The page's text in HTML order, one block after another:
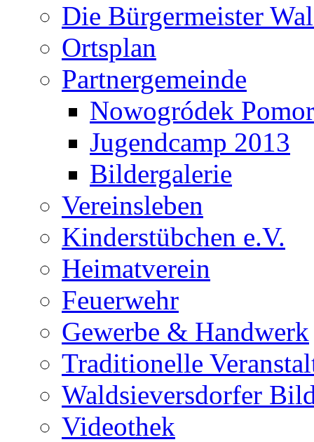
Die Bürgermeister
Ortsplan
Partnergemeinde
Nowogródek
Jugendcamp 2013
Bildergalerie
Vereinsleben
Kinderstübchen e.V.
Heimatverein
Feuerwehr
Gewerbe & Handwerk
Traditionelle
Waldsieversdorfer
Videothek